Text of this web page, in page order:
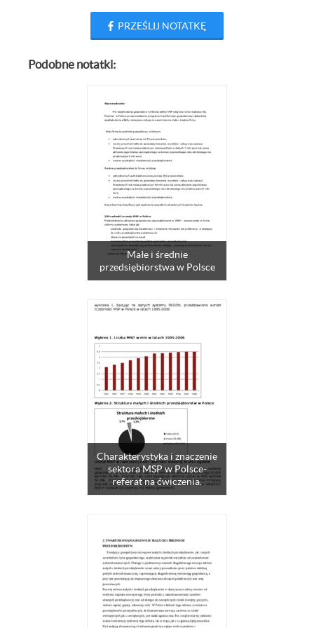
PRZEŚLIJ NOTATKĘ
Podobne notatki:
Małe i średnie
przedsiębiorstwa w Polsce
Charakterystyka i znaczenie
sektora MSP w Polsce-
referat na ćwiczenia.